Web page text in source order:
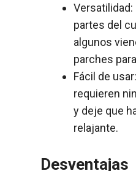
partes del
algunos
parches
Fácil de
requieren
y deje que
relajante.
Desventajas